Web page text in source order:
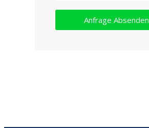
Anfrage Absenden